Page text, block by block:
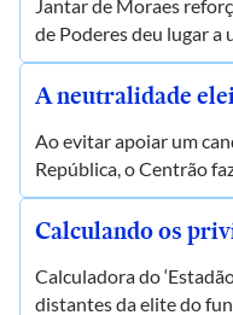
Jantar de Moraes
de Poderes deu lugar a
A neutralidade
Ao evitar apoiar um
República, o Centrão
Calculando os
Calculadora do
distantes da elite do